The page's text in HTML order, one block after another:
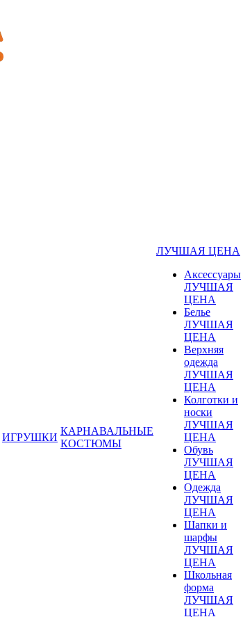
ИГРУШКИ
КАРНАВАЛЬНЫЕ
КОСТЮМЫ
ЛУЧШАЯ ЦЕНА
Аксессуары
ЛУЧШАЯ
ЦЕНА
Белье
ЛУЧШАЯ
ЦЕНА
Верхняя
одежда
ЛУЧШАЯ
ЦЕНА
Колготки и
носки
ЛУЧШАЯ
ЦЕНА
Обувь
ЛУЧШАЯ
ЦЕНА
Одежда
ЛУЧШАЯ
ЦЕНА
Шапки и
шарфы
ЛУЧШАЯ
ЦЕНА
Школьная
форма
ЛУЧШАЯ
ЦЕНА